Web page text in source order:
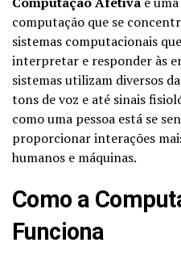
computação que se
sistemas computacionais
interpretar e responder às
sistemas utilizam diversos
tons de voz e até sinais
como uma pessoa está se
proporcionar interações
humanos e máquinas.
Como a
Funciona